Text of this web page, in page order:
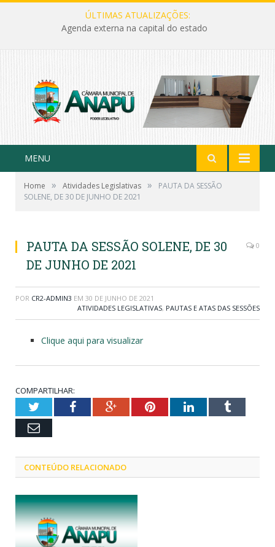
ÚLTIMAS ATUALIZAÇÕES:
Agenda externa na capital do estado
MENU
Home » Atividades Legislativas »
PAUTA DA SESSÃO
SOLENE, DE 30 DE JUNHO DE 2021
PAUTA DA SESSÃO SOLENE, DE 30
DE JUNHO DE 2021
0
POR CR2-ADMIN3 EM 30 DE JUNHO DE 2021
ATIVIDADES LEGISLATIVAS, PAUTAS E ATAS DAS SESSÕES
Clique aqui para visualizar
COMPARTILHAR:
TwitterFacebookGoogle+PinterestLinkedInTumblr
Email
CONTEÚDO RELACIONADO